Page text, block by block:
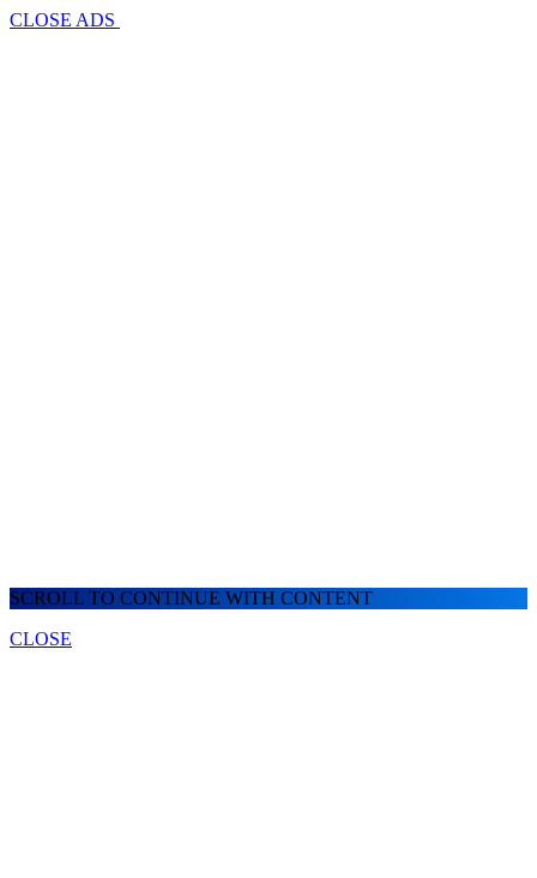
CLOSE ADS
SCROLL TO CONTINUE WITH CONTENT
CLOSE